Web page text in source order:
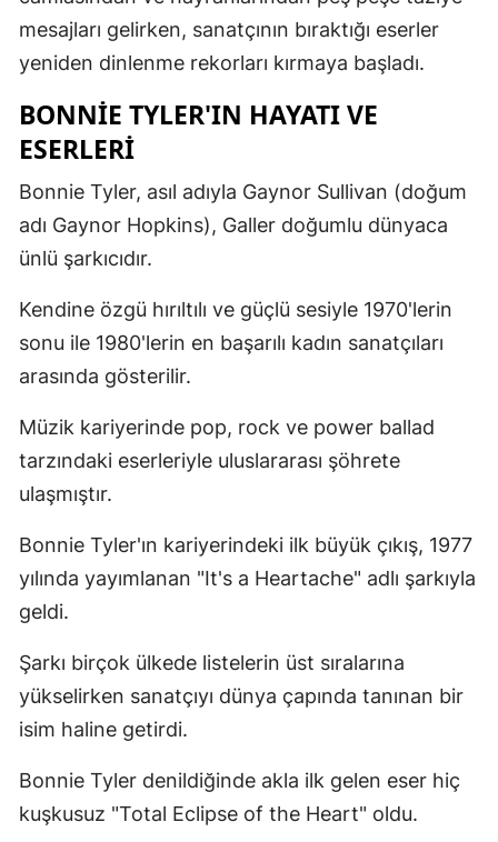
Malatya
Muğla
Nevşehir
Niğde
Samsun
Siirt
Trabzon
mesajları gelirken, sanatçının bıraktığı eserler
yeniden dinlenme rekorları kırmaya başladı.
BONNIE TYLER'IN HAYATI VE
ESERLERI
Bonnie Tyler, asıl adıyla Gaynor Sullivan (doğum
adı Gaynor Hopkins), Galler doğumlu dünyaca
ünlü şarkıcıdır.
Kendine özgü hırıltılı ve güçlü sesiyle 1970'lerin
sonu ile 1980'lerin en başarılı kadın sanatçıları
arasında gösterilir.
Müzik kariyerinde pop, rock ve power ballad
tarzındaki eserleriyle uluslararası şöhrete
ulaşmıştır.
Bonnie Tyler'ın kariyerindeki ilk büyük çıkış, 1977
yılında yayımlanan "It's a Heartache" adlı şarkıyla
geldi.
Şarkı birçok ülkede listelerin üst sıralarına
yükselirken sanatçıyı dünya çapında tanınan bir
isim haline getirdi.
Bonnie Tyler denildiğinde akla ilk gelen eser hiç
kuşkusuz "Total Eclipse of the Heart" oldu.